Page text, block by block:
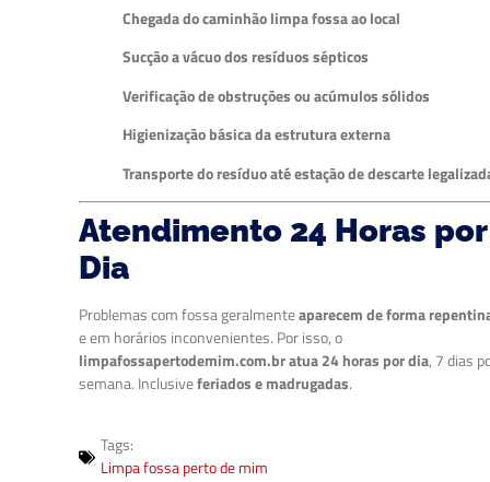
Chegada do caminhão limpa fossa ao local
Sucção a vácuo dos resíduos sépticos
Verificação de obstruções ou acúmulos sólidos
Higienização básica da estrutura externa
Transporte do resíduo até estação de descarte
Atendimento 24 Horas por
Dia
Problemas com fossa geralmenteaparecem de forma
e em horários inconvenientes. Por isso, o
limpafossapertodemim.com.br atua 24 horas por dia, 7 dias
semana. Inclusiveferiados e madrugadas.
Tags:
Limpa fossa perto de mim